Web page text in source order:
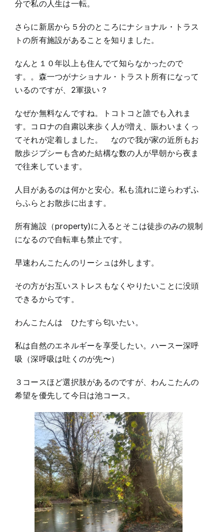
分で私の人生は一転。
さらに新居から５分のところにナショナル・トラス
トの所有施設があることを知りました。
なんと１０年以上も住んでて知らなかったので
す。。森一つがナショナル・トラスト所有になって
いるのですが、2軍扱い？
なぜか無料なんですね。トコトコと誰でも入れま
す。コロナの自粛以来歩く人が増え、賑わいまくっ
てそれが定着しました。 なので我が家の近所もお
散歩ジプシーも含めた結構な数の人が早朝から夜ま
で往来しています。
人目があるのは何かと安心。私も流れに逆らわずふ
らふらとお散歩に出ます。
所有施設（property)に入るとそこは徒歩のみの規制
になるので自転車も禁止です。
早速わんこたんのリーシュは外します。
その方がお互いストレスもなくやりたいことに没頭
できるからです。
わんこたんは ひたすら匂いたい。
私は自然のエネルギーを享受したい。ハースー深呼
吸（深呼吸は吐くのが先〜）
３コースほど選択肢があるのですが、わんこたんの
希望を優先して今日は池コース。